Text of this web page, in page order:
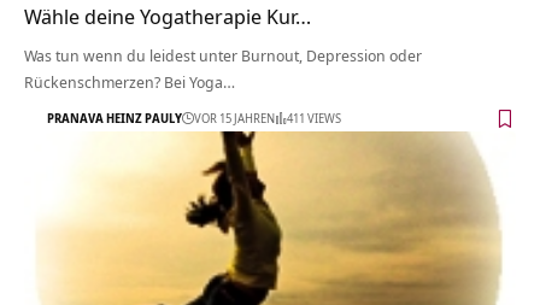
Wähle deine Yogatherapie Kur…
Was tun wenn du leidest unter Burnout, Depression oder
Rückenschmerzen? Bei Yoga…
PRANAVA HEINZ PAULY VOR 15 JAHREN 411 VIEWS